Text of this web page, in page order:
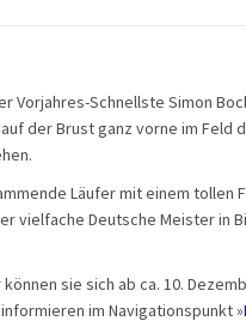
Vorjahres-Schnellste Simon
der Brust ganz vorne im Feld
Läufer mit einem tollen
vielfache Deutsche Meister in
sie sich ab ca. 10.
im Navigationspunkt »